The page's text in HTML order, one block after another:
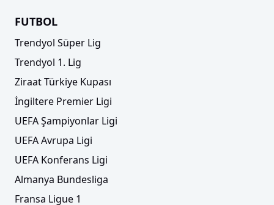
FUTBOL
Trendyol Süper Lig
Trendyol 1. Lig
Ziraat Türkiye Kupası
İngiltere Premier Ligi
UEFA Şampiyonlar Ligi
UEFA Avrupa Ligi
UEFA Konferans Ligi
Almanya Bundesliga
Fransa Ligue 1